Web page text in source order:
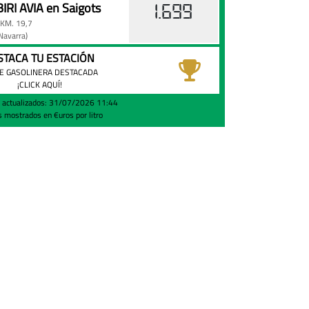
AVIA en Saigots
19,7
1.699
TU ESTACIÓN
GASOLINERA DESTACADA
¡CLICK AQUÍ!
actualizados: 31/07/2026 11:44
mostrados en €uros por litro